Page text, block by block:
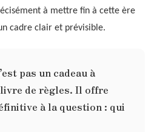
à mettre fin à cette ère
cadre clair et prévisible.
pas un cadeau à
de règles. Il offre
à la question : qui